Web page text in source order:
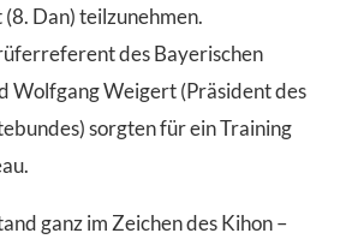
Dan) teilzunehmen.
des Bayerischen
Wolfgang Weigert (Präsident des
sorgten für ein Training
ganz im Zeichen des Kihon –